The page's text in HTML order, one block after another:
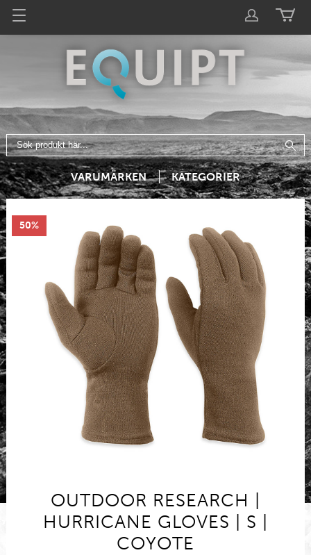
VARUMÄRKEN KATEGORIER
50
OUTDOOR RESEARCH |
HURRICANE GLOVES | S |
COYOTE